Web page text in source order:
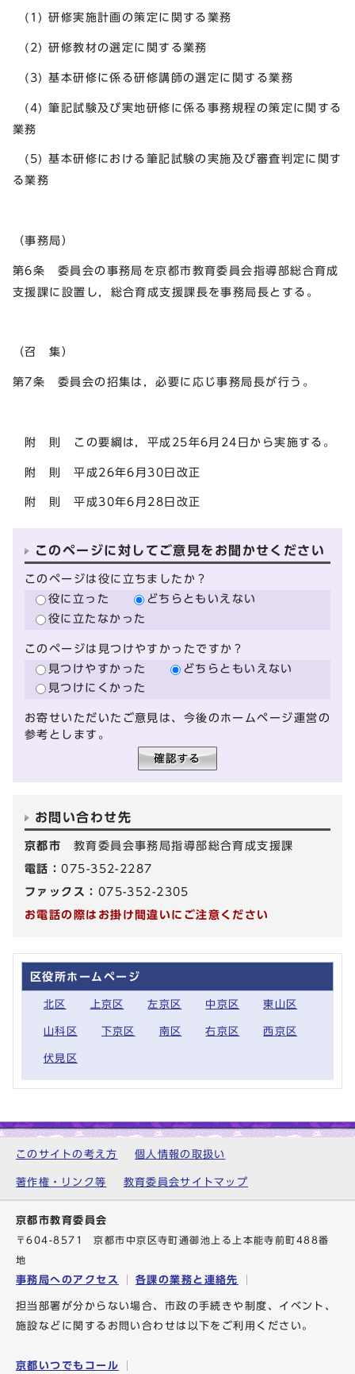
(1) 研修実施計画の策定に関する業務
(2) 研修教材の選定に関する業務
(3) 基本研修に係る研修講師の選定に関する業務
(4) 筆記試験及び実地研修に係る事務規程の策定に関する
業務
(5) 基本研修における筆記試験の実施及び審査判定に関す
る業務
（事務局）
第6条 委員会の事務局を京都市教育委員会指導部総合育成
支援課に設置し，総合育成支援課長を事務局長とする。
（召 集）
第7条 委員会の招集は，必要に応じ事務局長が行う。
附 則 この要綱は，平成25年6月24日から実施する。
附 則 平成26年6月30日改正
附 則 平成30年6月28日改正
このページに対してご意見をお聞かせください
このページは役に立ちましたか？
役に立った
どちらともいえない
役に立たなかった
このページは見つけやすかったですか？
見つけやすかった
どちらともいえない
見つけにくかった
お寄せいただいたご意見は、今後のホームページ運営の
参考とします。
お問い合わせ先
京都市 教育委員会事務局指導部総合育成支援課
電話：075-352-2287
ファックス： 075-352-2305
お電話の際はお掛け間違いにご注意ください
区役所ホームページ
北区 上京区 左京区 中京区 東山区
山科区 下京区 南区 右京区 西京区
伏見区
このサイトの考え方 個人情報の取扱い
著作権・リンク等 教育委員会サイトマップ
京都市教育委員会
〒604-8571 京都市中京区寺町通御池上る上本能寺前町488番
地
事務局へのアクセス 各課の業務と連絡先
担当部署が分からない場合、市政の手続きや制度、イベント、
施設などに関するお問い合わせは以下をご利用ください。
京都いつでもコール